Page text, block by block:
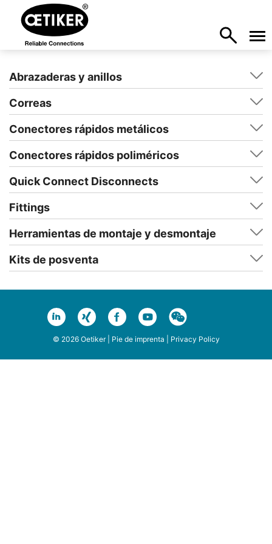
Abrazaderas y anillos
Correas
Conectores rápidos metálicos
Conectores rápidos poliméricos
Quick Connect Disconnects
Fittings
Herramientas de montaje y desmontaje
Kits de posventa
© 2026 Oetiker | Pie de imprenta Privacy Policy